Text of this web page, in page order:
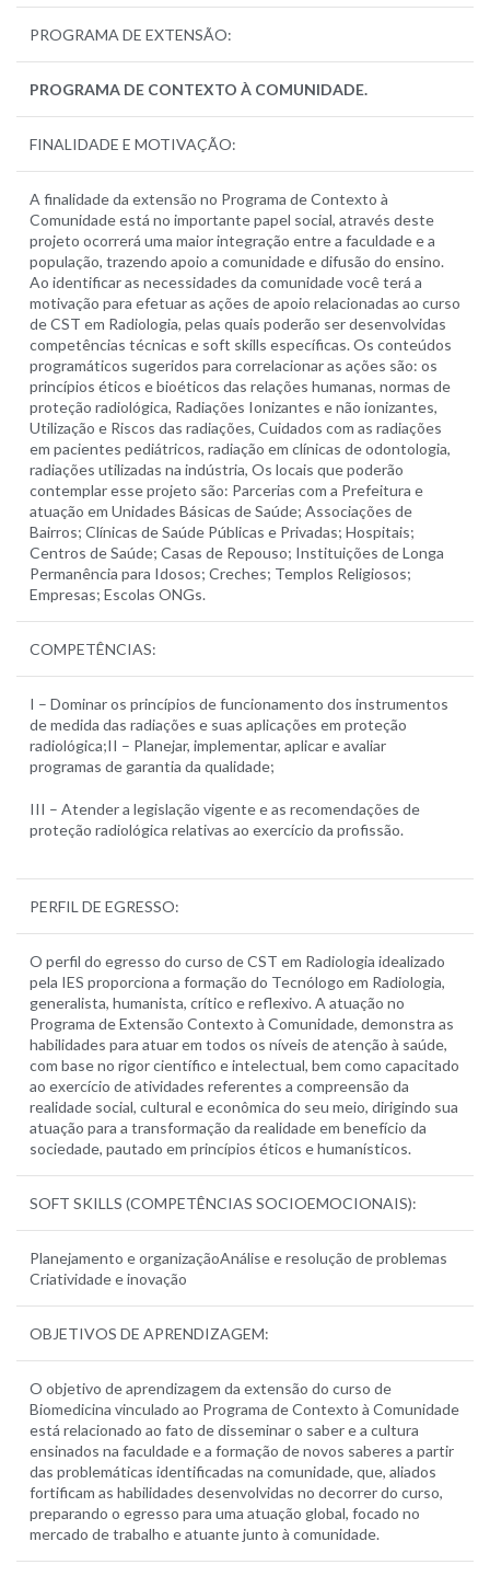
PROGRAMA DE EXTENSÃO:
PROGRAMA DE CONTEXTO À COMUNIDADE.
FINALIDADE E MOTIVAÇÃO:
A finalidade da extensão no Programa de Contexto à
Comunidade está no importante papel social, através deste
projeto ocorrerá uma maior integração entre a faculdade e a
população, trazendo apoio a comunidade e difusão do ensino.
Ao identificar as necessidades da comunidade você terá a
motivação para efetuar as ações de apoio relacionadas ao curso
de CST em Radiologia, pelas quais poderão ser desenvolvidas
competências técnicas e soft skills específicas. Os conteúdos
programáticos sugeridos para correlacionar as ações são: os
princípios éticos e bioéticos das relações humanas, normas de
proteção radiológica, Radiações Ionizantes e não ionizantes,
Utilização e Riscos das radiações, Cuidados com as radiações
em pacientes pediátricos, radiação em clínicas de odontologia,
radiações utilizadas na indústria, Os locais que poderão
contemplar esse projeto são: Parcerias com a Prefeitura e
atuação em Unidades Básicas de Saúde; Associações de
Bairros; Clínicas de Saúde Públicas e Privadas; Hospitais;
Centros de Saúde; Casas de Repouso; Instituições de Longa
Permanência para Idosos; Creches; Templos Religiosos;
Empresas; Escolas ONGs.
COMPETÊNCIAS:
I – Dominar os princípios de funcionamento dos instrumentos
de medida das radiações e suas aplicações em proteção
radiológica;II – Planejar, implementar, aplicar e avaliar
programas de garantia da qualidade;
III – Atender a legislação vigente e as recomendações de
proteção radiológica relativas ao exercício da profissão.
PERFIL DE EGRESSO:
O perfil do egresso do curso de CST em Radiologia idealizado
pela IES proporciona a formação do Tecnólogo em Radiologia,
generalista, humanista, crítico e reflexivo. A atuação no
Programa de Extensão Contexto à Comunidade, demonstra as
habilidades para atuar em todos os níveis de atenção à saúde,
com base no rigor científico e intelectual, bem como capacitado
ao exercício de atividades referentes a compreensão da
realidade social, cultural e econômica do seu meio, dirigindo sua
atuação para a transformação da realidade em benefício da
sociedade, pautado em princípios éticos e humanísticos.
SOFT SKILLS (COMPETÊNCIAS SOCIOEMOCIONAIS):
Planejamento e organizaçãoAnálise e resolução de problemas
Criatividade e inovação
OBJETIVOS DE APRENDIZAGEM:
O objetivo de aprendizagem da extensão do curso de
Biomedicina vinculado ao Programa de Contexto à Comunidade
está relacionado ao fato de disseminar o saber e a cultura
ensinados na faculdade e a formação de novos saberes a partir
das problemáticas identificadas na comunidade, que, aliados
fortificam as habilidades desenvolvidas no decorrer do curso,
preparando o egresso para uma atuação global, focado no
mercado de trabalho e atuante junto à comunidade.